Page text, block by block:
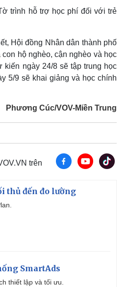
trình hỗ trợ học phí đối với trẻ
Hội đồng Nhân dân thành phố
hộ nghèo, cận nghèo và học
kiến ngày 24/8 sẽ tập trung học
5/9 sẽ khai giảng và học chính
Phương Cúc/VOV-Miền Trung
trên
thủ đến đo lường
SmartAds
thiết lập và tối ưu.